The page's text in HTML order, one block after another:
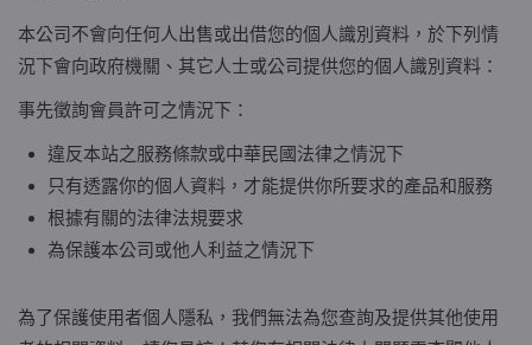
本公司不會向任何人出售或出借您的個人識別資料，於下列情
況下會向政府機關、其它人士或公司提供您的個人識別資料：
事先徵詢會員許可之情況下：
違反本站之服務條款或中華民國法律之情況下
只有透露你的個人資料，才能提供你所要求的產品和服務
根據有關的法律法規要求
為保護本公司或他人利益之情況下
為了保護使用者個人隱私，我們無法為您查詢及提供其他使用